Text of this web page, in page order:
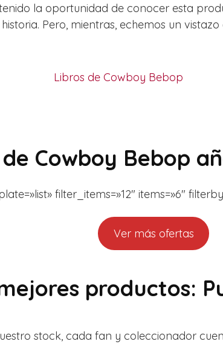
la oportunidad de conocer esta
Pero, mientras, echemos un
Libros de Cowboy Bebop
Cowboy Bebop
filter_items=»12″ items=»6″
Ver más ofertas
productos:
stock, cada fan y coleccionador